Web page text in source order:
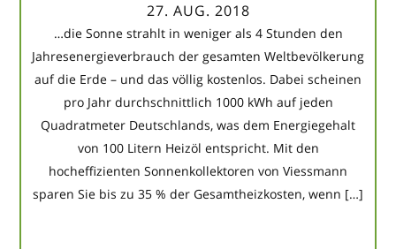
27. AUG. 2018
…die Sonne strahlt in weniger als 4 Stunden den
Jahresenergieverbrauch der gesamten Weltbevölkerung
auf die Erde – und das völlig kostenlos. Dabei scheinen
pro Jahr durchschnittlich 1000 kWh auf jeden
Quadratmeter Deutschlands, was dem Energiegehalt
von 100 Litern Heizöl entspricht. Mit den
hocheffizienten Sonnenkollektoren von Viessmann
sparen Sie bis zu 35 % der Gesamtheizkosten, wenn […]